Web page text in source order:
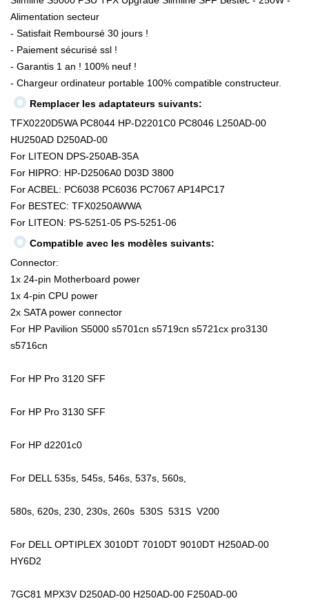
Alimentation secteur
- Satisfait Remboursé 30 jours !
- Paiement sécurisé ssl !
- Garantis 1 an ! 100% neuf !
- Chargeur ordinateur portable 100% compatible constructeur.
Remplacer les adaptateurs suivants:
TFX0220D5WA PC8044 HP-D2201C0 PC8046 L250AD-00
HU250AD D250AD-00
For LITEON DPS-250AB-35A
For HIPRO: HP-D2506A0 D03D 3800
For ACBEL: PC6038 PC6036 PC7067 AP14PC17
For BESTEC: TFX0250AWWA
For LITEON: PS-5251-05 PS-5251-06
Compatible avec les modèles suivants:
Connector:
1x 24-pin Motherboard power
1x 4-pin CPU power
2x SATA power connector
For HP Pavilion S5000 s5701cn s5719cn s5721cx pro3130
s5716cn
For HP Pro 3120 SFF
For HP Pro 3130 SFF
For HP d2201c0
For DELL 535s, 545s, 546s, 537s, 560s,
580s, 620s, 230, 230s, 260s 530S 531S V200
For DELL OPTIPLEX 3010DT 7010DT 9010DT H250AD-00
HY6D2
7GC81 MPX3V D250AD-00 H250AD-00 F250AD-00